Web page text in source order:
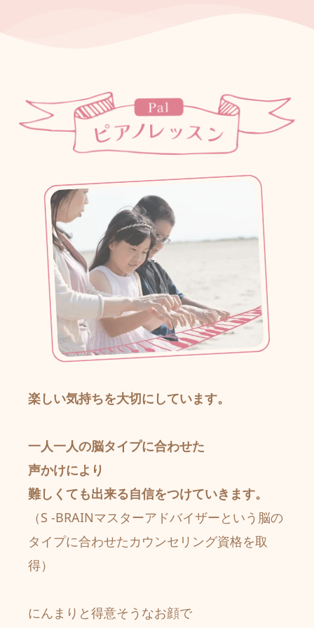
楽しい気持ちを大切にしています。
一人一人の脳タイプに合わせた
声かけにより
難しくても出来る自信をつけていきます。
（S -BRAINマスターアドバイザーという脳の
タイプに合わせたカウンセリング資格を取
得）
にんまりと得意そうなお顔で